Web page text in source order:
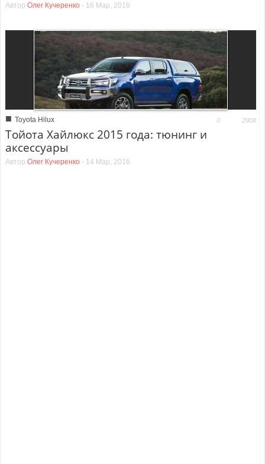
Автор Олег Кучеренко - 16 Мар, 2016
■ Toyota Hilux 0 2908
Тойота Хайлюкс 2015 года: тюнинг и
аксессуары
Автор Олег Кучеренко - 14 Мар, 2016